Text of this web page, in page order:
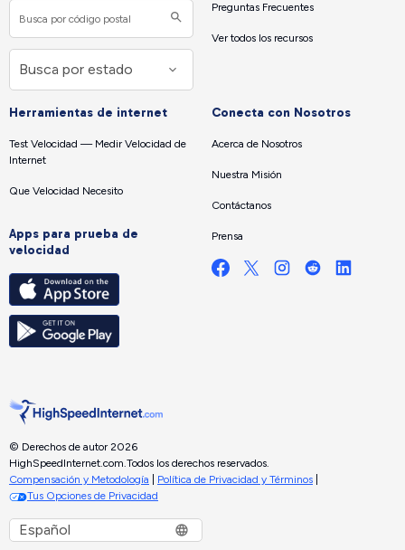
Preguntas Frecuentes
Ver todos los recursos
Herramientas de internet
Test Velocidad — Medir Velocidad de
Internet
Que Velocidad Necesito
Apps para prueba de
velocidad
Conecta con Nosotros
Acerca de Nosotros
Nuestra Misión
Contáctanos
Prensa
© Derechos de autor 2026
HighSpeedInternet.com. Todos los derechos reservados.
Compensación y Metodología
Política de Privacidad y Términos
Tus Opciones de Privacidad